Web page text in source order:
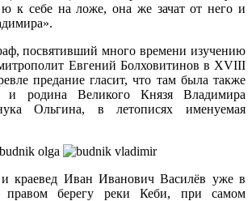
к себе на ложе, она же зачат от него и
посвятивший много времени изучению
Евгений Болховитинов в XVIII
предание гласит, что там была также
и родина Великого Князя Владимира
Ольгина, в летописях именуемая
краевед Иван Иванович Василёв уже в
берегу реки Кеби, при самом